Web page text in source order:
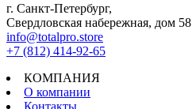
г. Санкт-Петербург,
Свердловская набережная, дом 58
info@totalpro.store
+7 (812) 414-92-65
КОМПАНИЯ
О компании
Контакты